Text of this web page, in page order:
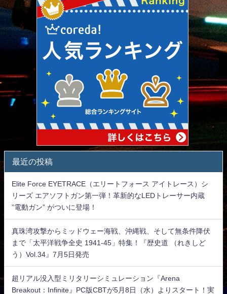
最近の投稿
Elite Force EYETRACE（エリートフォース アイトレース）シ
リーズ エアソフトガン第一弾！革新的なLEDトレーサー内蔵
”電動ガン” がついに登場！
真珠湾攻撃からミッドウェー海戦、沖縄戦、そして無条件降伏
まで「太平洋戦争全史 1941-45」特集！『歴史道 （れきしど
う）Vol.34』7月5日発売
超リアル没入型ミリタリーシミュレーション『Arena
Breakout：Infinite』PC版CBTが5月8日（水）よりスタート！実